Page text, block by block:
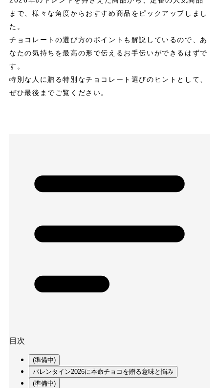
まで、様々な角度からおすすめ商品をピックアップしまし
た。
チョコレートの選び方のポイントも解説しているので、あ
なたの気持ちを最高の形で伝えるお手伝いができるはずで
す。
特別な人に贈る特別なチョコレート選びのヒントとして、
ぜひ最後までご覧ください。
目次
(準備中)
バレンタイン2026に本命チョコを贈る意味と悩み
(準備中)